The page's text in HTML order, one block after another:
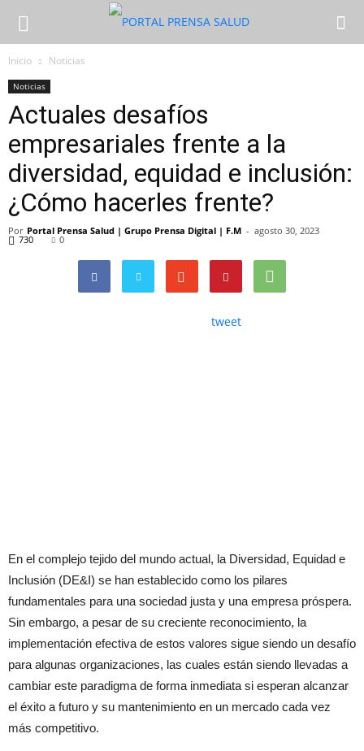
Inicio Noticias
Noticias
Actuales desafíos
empresariales frente a la
diversidad, equidad e inclusión:
¿Cómo hacerles frente?
Por Portal Prensa Salud | Grupo Prensa Digital | F.M - agosto 30, 2023
730 0
tweet
En el complejo tejido del mundo actual, la Diversidad, Equidad e
Inclusión (DE&I) se han establecido como los pilares
fundamentales para una sociedad justa y una empresa próspera.
Sin embargo, a pesar de su creciente reconocimiento, la
implementación efectiva de estos valores sigue siendo un desafío
para algunas organizaciones, las cuales están siendo llevadas a
cambiar este paradigma de forma inmediata si esperan alcanzar
el éxito a futuro y su mantenimiento en un mercado cada vez
más competitivo.